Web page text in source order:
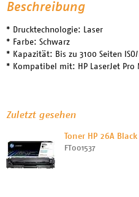
Beschreibung
* Drucktechnologie: Laser
* Farbe: Schwarz
* Kapazität: Bis zu 3100 Seiten ISO/
* Kompatibel mit: HP LaserJet Pro
Zuletzt gesehen
Toner HP 26A
FT001537